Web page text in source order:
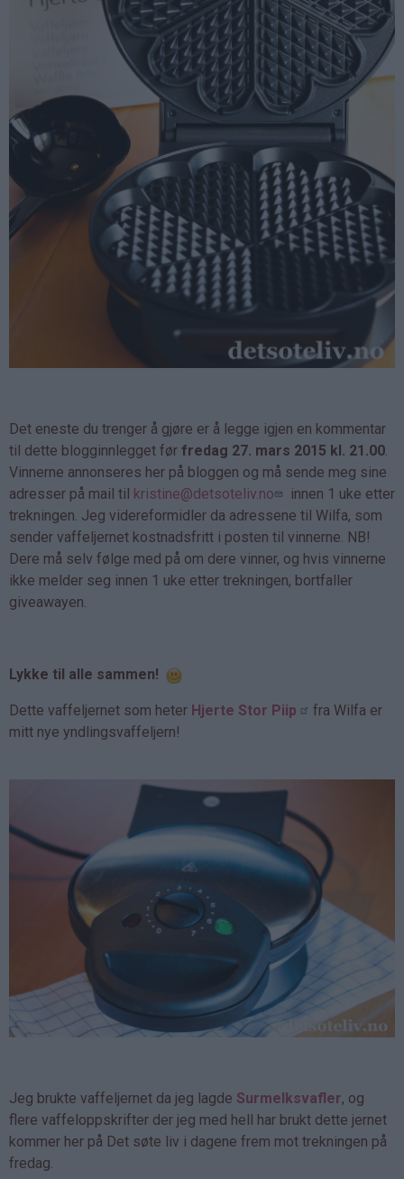
Det eneste du trenger å gjøre er å legge igjen en kommentar
til dette blogginnlegget før fredag 27. mars 2015 kl. 21.00.
Vinnerne annonseres her på bloggen og må sende meg sine
adresser på mail til kristine@detsoteliv.no
innen 1 uke etter
trekningen. Jeg videreformidler da adressene til Wilfa, som
sender vaffeljernet kostnadsfritt i posten til vinnerne. NB!
Dere må selv følge med på om dere vinner, og hvis vinnerne
ikke melder seg innen 1 uke etter trekningen, bortfaller
giveawayen.
Lykke til alle sammen!
Dette vaffeljernet som heter Hjerte Stor Piip
fra Wilfa er
mitt nye yndlingsvaffeljern!
Jeg brukte vaffeljernet da jeg lagde Surmelksvafler, og
flere vaffeloppskrifter der jeg med hell har brukt dette jernet
kommer her på Det søte liv i dagene frem mot trekningen på
fredag.